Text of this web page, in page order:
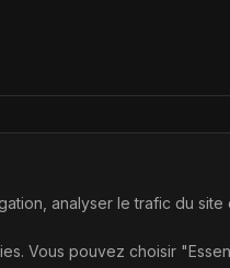
analyser le trafic du site
Vous pouvez choisir